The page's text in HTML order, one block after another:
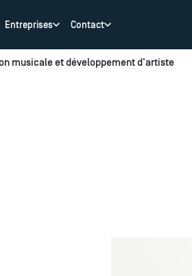
musicale et développement d'artiste
Entreprises Contact